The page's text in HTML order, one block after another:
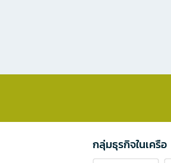
กลุ่มธุรกิจในเครือ